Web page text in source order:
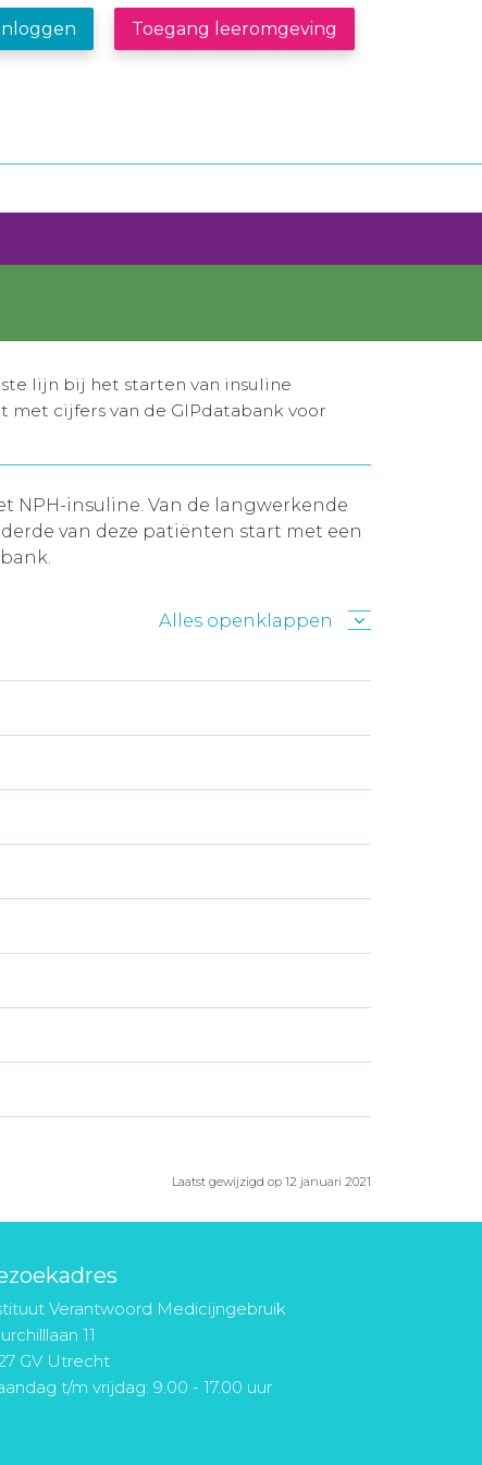
Toegang leeromgeving
lijn bij het starten van insuline
met cijfers van de GIPdatabank voor
NPH-insuline. Van de langwerkende
van deze patiënten start met een
Alles openklappen
Laatst gewijzigd op 12 januari 2021
Verantwoord Medicijngebruik
11
GV Utrecht
t/m vrijdag: 9.00 - 17.00 uur